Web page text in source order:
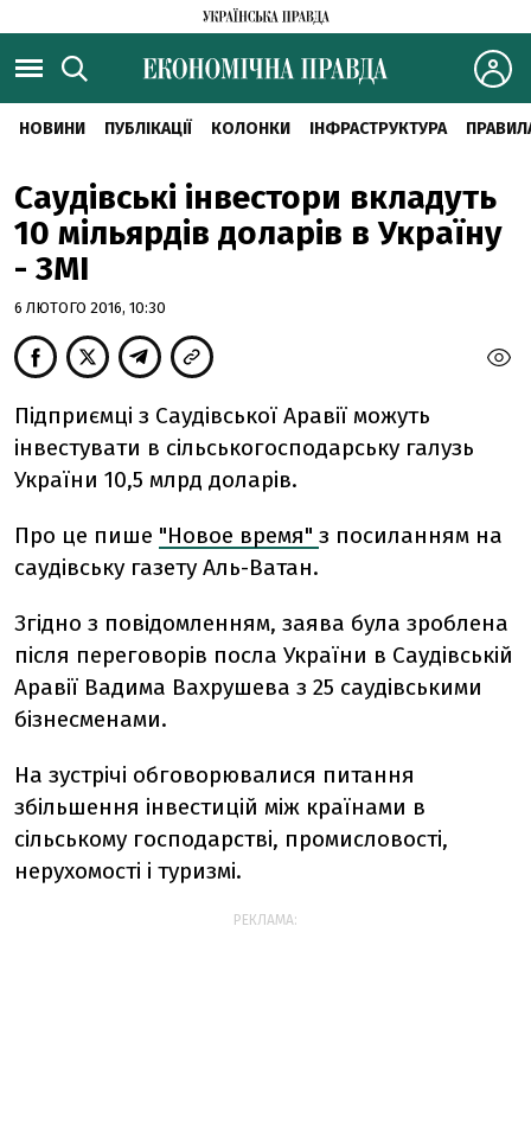
НОВИНИ ПУБЛІКАЦІЇ КОЛОНКИ ІНФРАСТРУКТУРА
Саудівські інвестори вкладуть
10 мільярдів доларів в Україну
- ЗМІ
6 ЛЮТОГО 2016, 10:30
Підприємці з Саудівської Аравії можуть
інвестувати в сільськогосподарську галузь
України 10,5 млрд доларів.
Про це пише "Новое время" з посиланням на
саудівську газету Аль-Ватан.
Згідно з повідомленням, заява була зроблена
після переговорів посла України в Саудівській
Аравії Вадима Вахрушева з 25 саудівськими
бізнесменами.
На зустрічі обговорювалися питання
збільшення інвестицій між країнами в
сільському господарстві, промисловості,
нерухомості і туризмі.
РЕКЛАМА: